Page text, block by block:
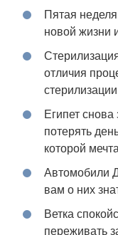
Пятая
новой жизни
отличия
Египет снова
потерять
которой
Автомобили
вам о них
Ветка
переживать